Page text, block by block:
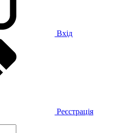
Вхід
Реєстрація